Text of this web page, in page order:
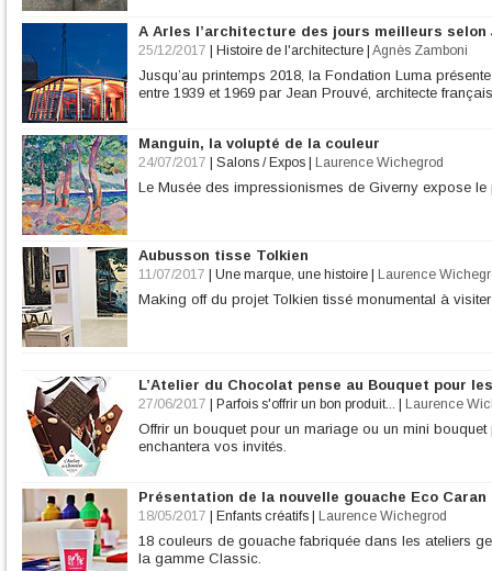
A Arles l’architecture des jours meilleurs selon
25/12/2017 Histoire de l'architecture Agnès Zamboni
Jusqu’au printemps 2018, la Fondation Luma
entre 1939 et 1969 par Jean Prouvé, architecte
Manguin, la volupté de la couleur
24/07/2017 Salons / Expos Laurence Wichegrod
Le Musée des impressionismes de Giverny expose le
Aubusson tisse Tolkien
11/07/2017 Une marque, une histoire Laurence
Making off du projet Tolkien tissé monumental à
L’Atelier du Chocolat pense au Bouquet pour
27/06/2017 Parfois s'offrir un bon produit... Laurence
Offrir un bouquet pour un mariage ou un mini
enchantera vos invités.
Présentation de la nouvelle gouache Eco Caran
18/05/2017 Enfants créatifs Laurence Wichegrod
18 couleurs de gouache fabriquée dans les ateliers
la gamme Classic.